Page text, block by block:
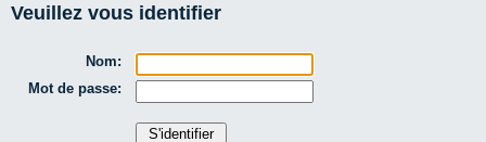
Veuillez vous identifier
Nom:
Mot de passe: